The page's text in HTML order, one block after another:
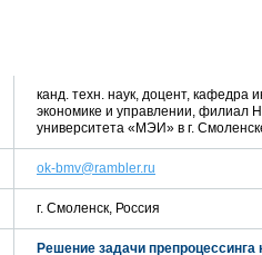
канд. техн. наук, доцент, кафедра
экономике и управлении, филиал
университета «МЭИ» в г.
ok-bmv@rambler.ru
г. Смоленск, Россия
Решение задачи